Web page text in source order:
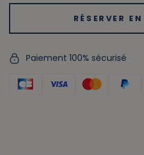
RÉSERVER
Paiement 100% sécurisé